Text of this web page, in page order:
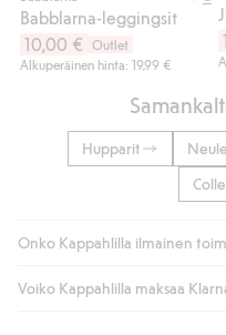
Babblarna-leggingsit
10,00 €
Outlet
Alkuperäinen hinta: 19,99 €
Hupparit
Onko Kappahlilla ilmainen
Jos olet Kappahl Clubin
Voiko Kappahlilla maksaa